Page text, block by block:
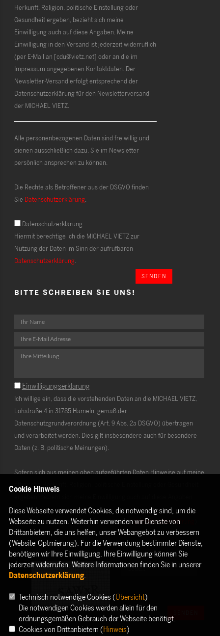
Herkunft, Religion, politische Einstellung oder
Gesundheit ergeben, bezieht sich meine
Einwilligung auch auf diese Angaben. Meine
Einwilligung in den Versand ist jederzeit widerruflich
(per E-Mail an [cdu@vietz.net] oder an die im
Impressum angegebenen Kontaktdaten. Der
Newsletter-Versand erfolgt entsprechend der
Datenschutzerklärung für den Newsletterversand
der MICHAEL VIETZ.
Alle personenbezogenen Daten sind freiwillig und
dienen ausschließlich dazu, Sie im Newsletter
persönlich ansprechen zu können.
Die Rechte als Betroffener aus der DSGVO finden
Sie Datenschutzerklärung.
Datenschutzerklärung
Hiermit berechtige ich die MICHAEL VIETZ zur
Nutzung der Daten im Sinn der aufrufbaren
Datenschutzerklärung.
SENDEN
BITTE SCHREIBEN SIE UNS!
Einwilligungserklärung
Ich willige ein, dass die vorstehenden Daten an die MICHAEL VIETZ,
Lohstraße 4 in 31785 Hameln, gemäß der
Datenschutzgrundverordnung (Art. 9 Abs. 2a DSGVO) übertragen
und verarbeitet werden. Dies gilt insbesondere auch für besondere
Daten (z. B. politische Meinungen).
Sofern sich aus meinen oben aufgeführten Daten Hinweise auf meine
ethnische Herkunft, Religion, politische Einstellung oder Gesundheit
Die Rechte als Betroffener aus der DSGVO ( Datenschutzerklärung
habe ich gelesen und verstanden.
Cookie Hinweis
Diese Webseite verwendet Cookies, die notwendig sind, um die
Webseite zu nutzen. Weiterhin verwenden wir Dienste von
Drittanbietern, die uns helfen, unser Webangebot zu verbessern
(Website-Optmierung). Für die Verwendung bestimmter Dienste,
benötigen wir Ihre Einwilligung. Ihre Einwilligung können Sie
jederzeit widerrufen. Weitere Informationen finden Sie in unserer
Datenschutzerklärung.
Technisch notwendige Cookies (Übersicht)
Die notwendigen Cookies werden allein für den
ordnungsgemäßen Gebrauch der Webseite benötigt.
Cookies von Drittanbietern (Hinweis)